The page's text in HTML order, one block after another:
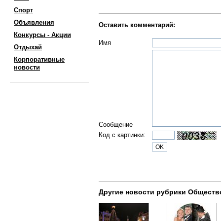
Спорт
Объявления
Конкурсы - Акции
Отдыхай
Корпоративные
новости
Оставить комментарий:
Имя
Сообщение
Код с картинки:
Другие новости рубрики